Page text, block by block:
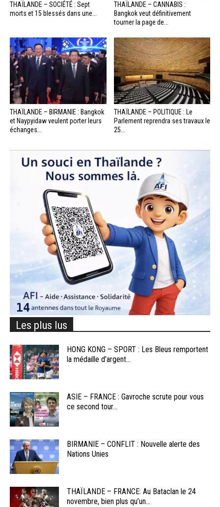
THAÏLANDE – SOCIÉTÉ : Sept
morts et 15 blessés dans une...
THAÏLANDE – CANNABIS :
Bangkok veut définitivement
tourner la page de...
THAÏLANDE – BIRMANIE : Bangkok
et Naypyidaw veulent porter leurs
échanges...
THAÏLANDE – POLITIQUE : Le
Parlement reprendra ses travaux le
25...
Les plus lus
HONG KONG – SPORT : Les Bleus remportent
la médaille d’argent...
ASIE – FRANCE : Gavroche scrute pour vous
ce second tour...
BIRMANIE – CONFLIT : Nouvelle alerte des
Nations Unies
THAÏLANDE – FRANCE: Au Bataclan le 24
novembre, bien plus qu’un...